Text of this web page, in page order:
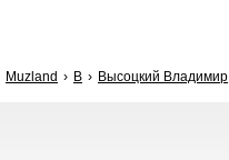
Muzland В Высоцкий Владимир